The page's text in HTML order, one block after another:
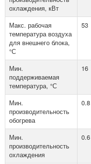
охлаждения, кВт
Макс. рабочая
температура воздуха
для внешнего блока,
°С
53
Мин.
поддерживаемая
температура, °С
16
Мин.
производительность
обогрева
0.8
Мин.
производительность
охлаждения
0.6